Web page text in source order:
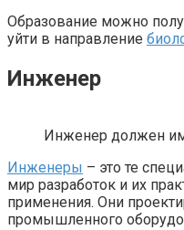
Образование можно
уйти в направление
Инженер
Инженер должен
Инженеры – это те
мир разработок и их
применения. Они
промышленного